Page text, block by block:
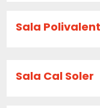
Sala
Sala Cal Soler